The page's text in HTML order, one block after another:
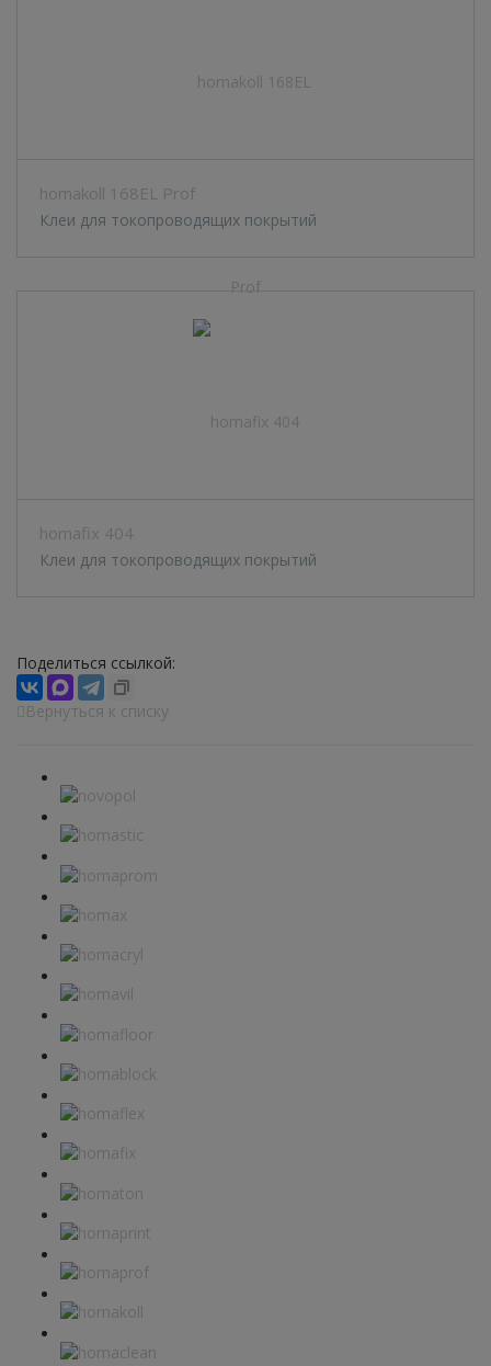
homakoll 168EL Prof
Клеи для токопроводящих покрытий
homafix 404
Клеи для токопроводящих покрытий
Поделиться ссылкой:
Вернуться к списку